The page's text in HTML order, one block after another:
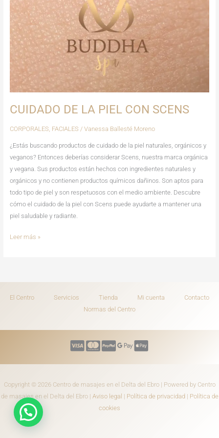
CUIDADO DE LA PIEL CON SCENS
CORPORALES, FACIALES / Vanessa Ballesté Moreno
¿Estás buscando productos de cuidado de la piel naturales, orgánicos y
veganos? Entonces deberías considerar Scens, nuestra marca orgánica
y vegana. Sus productos están hechos con ingredientes naturales y
orgánicos y no contienen productos químicos dañinos. Son aptos para
todo tipo de piel y son respetuosos con el medio ambiente. Descubre
cómo el cuidado de la piel con Scens puede ayudarte a mantener una
piel saludable y radiante.
Leer más »
El Centro Servicios Tienda Mi cuenta
Contacto
Normas del Centro
Copyright © 2026 Centro de masajes en el Delta del Ebro | Powered by Centro
de masajes en el Delta del Ebro | Aviso legal | Política de privacidad | Política de
cookies